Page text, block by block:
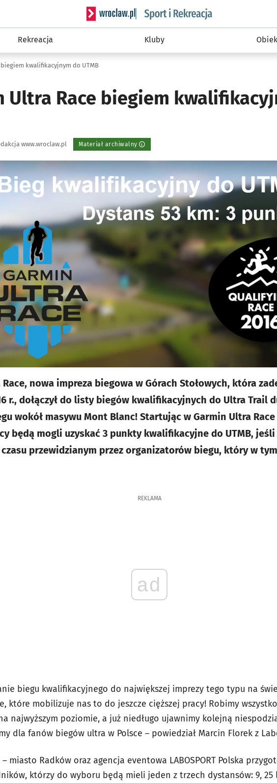
Serwis informacyjny wroclaw.pl podserwis: Sport i
Rekreacja Kluby
kwalifikacyjnym do UTMB
Ultra Race biegiem
www.wroclaw.pl Materiał archiwalny
nowa impreza biegowa w Górach Stołowych, która
r., dołączył do listy biegów kwalifikacyjnych do Ultra Trail
wokół masywu Mont Blanc! Startując w Garmin Ultra
będą mogli uzyskać 3 punkty kwalifikacyjne do UTMB,
przewidzianym przez organizatorów biegu, który w
REKLAMA
ad
biegu kwalifikacyjnego do największej imprezy tego typu na
które mobilizuje nas to do jeszcze cięższej pracy! Robimy
najwyższym poziomie, a już niedługo ujawnimy kolejną
dla fanów biegów ultra w Polsce – powiedział Marcin Florek z
miasto Radków oraz agencja eventowa LABOSPORT Polska
którzy do wyboru będą mieli jeden z trzech dystansów: 9, 25